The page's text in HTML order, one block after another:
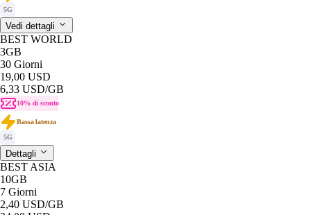
5G
Vedi dettagli
BEST WORLD
3GB
30 Giorni
19,00 USD
6,33 USD/GB
10% di sconto
Bassa latenza
5G
Dettagli
BEST ASIA
10GB
7 Giorni
2,40 USD/GB